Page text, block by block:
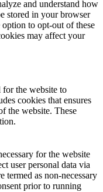
and understand how
stored in your browser
to opt-out of these
may affect your
for the website to
cookies that ensures
the website. These
for the website
user personal data via
termed as non-necessary
prior to running